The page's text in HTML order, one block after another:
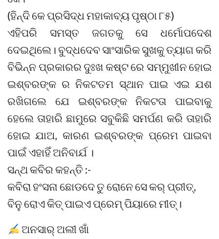
(ହିନ୍ଦି କେ ପ୍ରସିଦ୍ଧ ମହାକାବ୍ୟ ପୃଷ୍ଠା ୮୫)
ଏହିପରି ସମସ୍ତ ଜଗତକୁ ସେ ଧର୍ମୋପଦେଶ
ଦେଇଥିଲେ। ବୁଦ୍ଧଦେବ ସାଂସାରିକ ସୁଖକୁ ତ୍ୟାଗ କରି
ବିଭିନ୍ନ ପ୍ରକାରର ଦୁଃଖ କଷ୍ଟ ରେ ସମ୍ମୁଖୀନ ହୋଇ
ଇଶ୍ବରଙ୍କ ର ନିକଟତମ ସ୍ଥାନ ପାଇ ଏଇ ଯଶ
ରଖିଗଲେ ଯେ ଇଶ୍ବରଙ୍କ ନିକଟତା ପାଇବାକୁ
ହେଲେ ତାହାରି ଛାମୁରେ ସବୁକିଛି ସମର୍ପଣ କରି ତାହାରି
ହୋଇ ଯାଅ, କାରଣ ଇଶ୍ବରଙ୍କ ପ୍ରେମ ପାଇବା
ପାଇଁ ଏହାହିଁ ଅନିବାର୍ଯ ।
ସନ୍ଥ କବିର କହନ୍ତି :-
କବିରା ହଂସନା ଛୋଡଦେ ତୁ ରୋନେ ସେ କର୍ ପ୍ରୀତ୍,
ବିନୁ ରୋଏ କିତ୍ ପାଇଏ ପ୍ରେମ୍ ପିୟାରେ ମୀତ୍।
ଅନସାର୍ ଅଲୀ ଖାଁ